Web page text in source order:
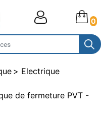
0
Electrique
de fermeture PVT -